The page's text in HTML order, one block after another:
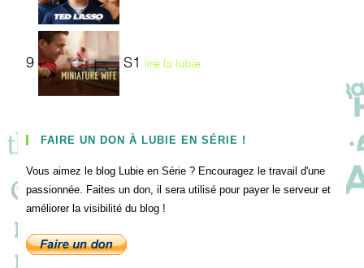
9 S1 lire la lubie
FAIRE UN DON À LUBIE EN SÉRIE !
Vous aimez le blog Lubie en Série ? Encouragez le travail d'une
passionnée. Faites un don, il sera utilisé pour payer le serveur et
améliorer la visibilité du blog !